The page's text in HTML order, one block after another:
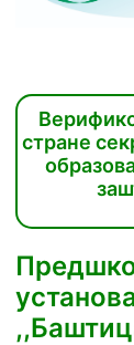
стране